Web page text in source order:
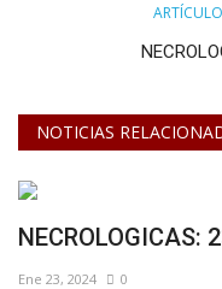
NOTICIAS
NECROLOGICAS:
Ene 23, 2024 0